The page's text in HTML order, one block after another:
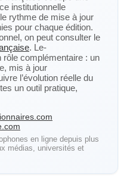
institutionnelle
rythme de mise à jour
pour chaque édition.
on peut consulter le
. Le-
complémentaire : un
mis à jour
l’évolution réelle du
un outil pratique,
en ligne depuis plus
médias, universités et